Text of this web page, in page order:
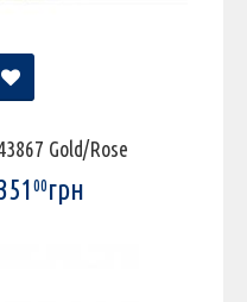
Gold/Rose
00грн